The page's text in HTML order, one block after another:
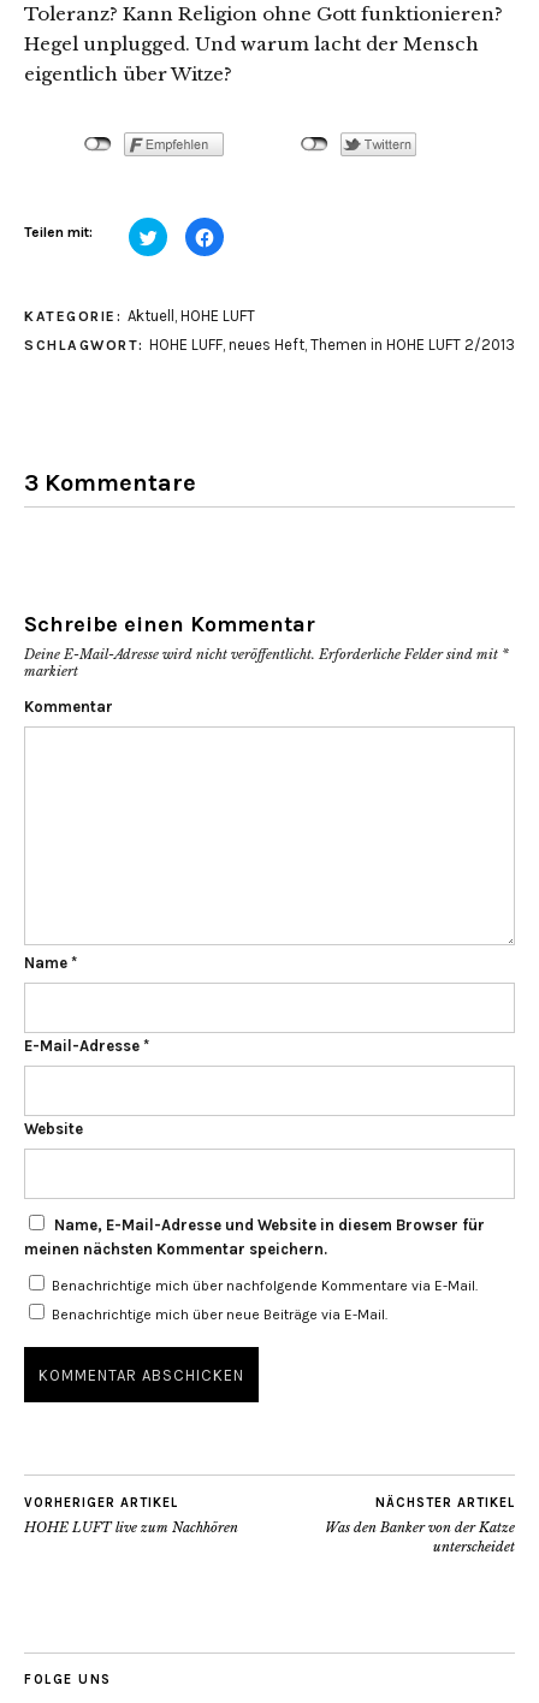
Toleranz? Kann Religion ohne Gott funktionieren?
Hegel unplugged. Und warum lacht der Mensch
eigentlich über Witze?
Teilen mit: Klick,
um
teilen
(Wird
neuem
Klick,
um
(Wird
neuem
KATEGORIE: Aktuell HOHE LUFT
SCHLAGWORT: HOHE LUFF neues Heft Themen in HOHE LUFT 2/2013
3 Kommentare
Schreibe einen Kommentar
Deine E-Mail-Adresse wird nicht veröffentlicht. Erforderliche Felder sind mit *
markiert
Kommentar
Name *
E-Mail-Adresse *
Website
Name, E-Mail-Adresse und Website in diesem Browser für
meinen nächsten Kommentar speichern.
Benachrichtige mich über nachfolgende Kommentare via E-Mail.
Benachrichtige mich über neue Beiträge via E-Mail.
VORHERIGER ARTIKEL
HOHE LUFT live zum Nachhören
NÄCHSTER ARTIKEL
Was den Banker von der Katze
unterscheidet
FOLGE UNS